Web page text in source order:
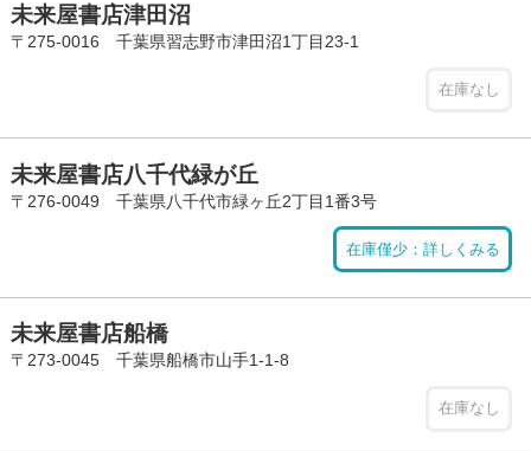
未来屋書店津田沼
〒275-0016 千葉県習志野市津田沼1丁目23-1
在庫なし
未来屋書店八千代緑が丘
〒276-0049 千葉県八千代市緑ヶ丘2丁目1番3号
在庫僅少：詳しくみる
未来屋書店船橋
〒273-0045 千葉県船橋市山手1-1-8
在庫なし